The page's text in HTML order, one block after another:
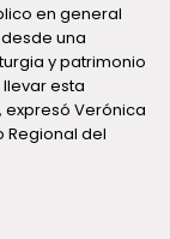
en general
una
y patrimonio
esta
expresó Verónica
Regional del